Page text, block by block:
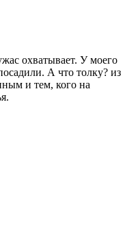
охватывает. У моего
А что толку? из
и тем, кого на